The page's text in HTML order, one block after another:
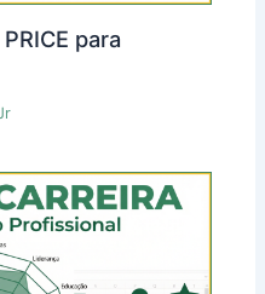
para